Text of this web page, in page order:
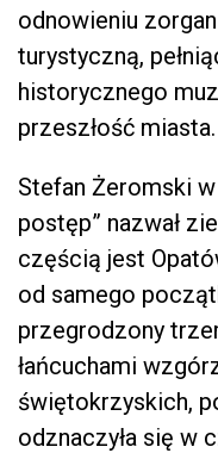
odnowieniu
turystyczną,
historycznego
przeszłość miasta.
Stefan Żeromski
postęp” nazwał
częścią jest
od samego
przegrodzony
łańcuchami
świętokrzyskich,
odznaczyła się w